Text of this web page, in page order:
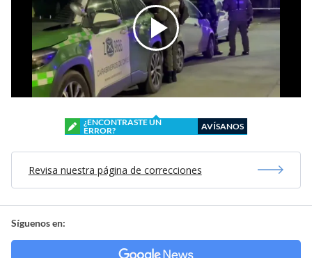
¿ENCONTRASTE UN
ERROR?
AVÍSANOS
Revisa nuestra página de correcciones
Síguenos en: